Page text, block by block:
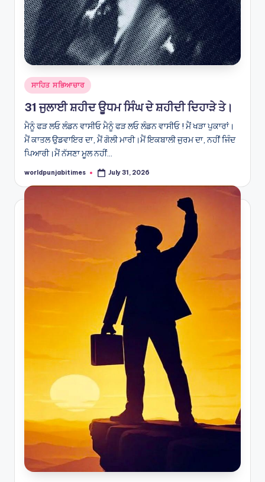
Posted
in
ਸਾਹਿਤ ਸਭਿਆਚਾਰ
31 ਜੁਲਾਈ ਸ਼ਹੀਦ ਊਧਮ ਸਿੰਘ ਦੇ ਸ਼ਹੀਦੀ ਦਿਹਾੜੇ ਤੇ।
ਮੈਨੂੰ ਫੜ ਲਓ ਲੰਡਨ ਵਾਸੀਓ ਮੈਨੂੰ ਫੜ ਲਓ ਲੰਡਨ ਵਾਸੀਓ ! ਮੈਂ ਖੜਾ ਪੁਕਾਰਾਂ।
ਮੈਂ ਕਾਤਲ ਉਡਵਾਇਰ ਦਾ, ਮੈਂ ਗੋਲੀ ਮਾਰੀ।ਮੈਂ ਇਕਬਾਲੀ ਜੁਰਮ ਦਾ, ਨਹੀਂ ਜਿੰਦ
ਪਿਆਰੀ।ਮੈਂ ਨੱਸਣਾ ਮੂਲ ਨਹੀਂ…
Posted
worldpunjabitimes July 31, 2026